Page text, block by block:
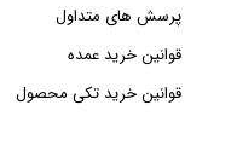
پرسش های متداول
قوانین خرید عمده
قوانین خرید تکی محصول